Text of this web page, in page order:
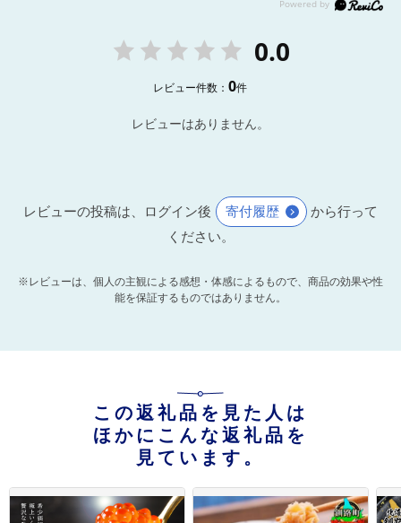
0.0
レビュー件数：0件
レビューはありません。
レビューの投稿は、ログイン後 寄付履歴
から行って
ください。
※レビューは、個人の主観による感想・体感によるもので、商品の効果や性
能を保証するものではありません。
この返礼品を見た人は
ほかにこんな返礼品を
見ています。